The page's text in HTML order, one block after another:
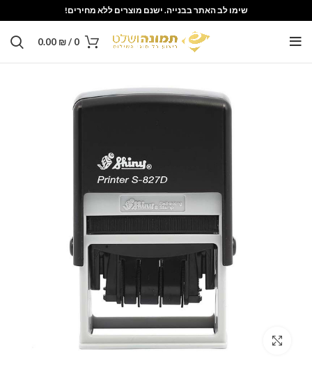
שימו לב האתר בבנייה. ישנם מוצרים ללא מחירים!
0
/
0.00 ₪
Click to enlarge